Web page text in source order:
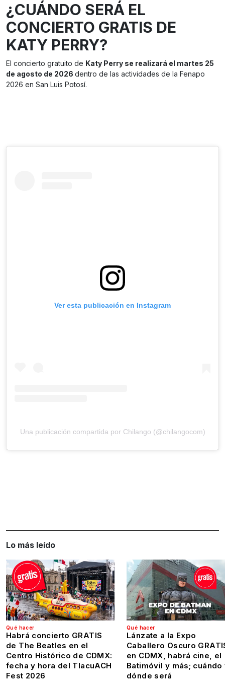
¿CUÁNDO SERÁ EL
CONCIERTO GRATIS DE
KATY PERRY?
El concierto gratuito de Katy Perry se realizará el martes 25
de agosto de 2026 dentro de las actividades de la Fenapo
2026 en San Luis Potosí.
Ver esta publicación en Instagram
Una publicación compartida por Chilango (@chilangocom)
Lo más leído
Qué hacer
Habrá concierto GRATIS
de The Beatles en el
Centro Histórico de CDMX:
fecha y hora del TlacuACH
Fest 2026
Qué hacer
Lánzate a la Expo
Caballero Oscuro
en CDMX, habrá cine, el
Batimóvil y más; cuándo
dónde será